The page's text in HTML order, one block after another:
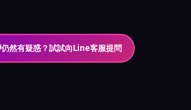
仍然有疑惑？試試向Line客服提問